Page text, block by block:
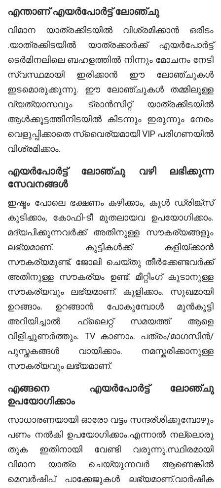
എന്താണ് എയർപോർട്ട് ലോഞ്ചു
വിമാന യാത്രക്കിടയിൽ വിശ്രമിക്കാൻ ഒരിടം
.യാത്രക്കിടയില്‍ യാത്രക്കാര്‍ക്ക് എയര്‍പോര്‍ട്ട്
ടെര്‍മിനലിലെ ബഹളത്തില്‍ നിന്നും മോചനം നേടി
സ്വസ്ഥമായി ഇരിക്കാന്‍ ഈ ലോഞ്ചുകള്‍
ഇടമൊരുക്കുന്നു. ഈ ലോഞ്ചുകള്‍ തമ്മിലുള്ള
വ്യത്യാസവും ട്രാന്‍സിറ്റ് യാത്രക്കിടയില്‍
ആള്‍ക്കൂട്ടത്തിനിടയില്‍ കിടന്നും ഇരുന്നും നേരം
വെളുപ്പിക്കാതെ സ്വൈര്യമായി VIP പരിഗണയിൽ
വിശ്രമിക്കാം.
എയർപോർട്ട് ലോഞ്ചു വഴി ലഭിക്കുന്ന
സേവനങ്ങൾ
ഇഷ്ടം പോലെ ഭക്ഷണം കഴിക്കാം, കൂൾ ഡ്രിങ്ക്സ്
കുടിക്കാം, കോഫി-ടീ മുതലായവ ഉപയോഗിക്കാം.
മദ്യപിക്കുന്നവർക്ക് അതിനുള്ള സൗകര്യങ്ങളും
ലഭ്യമാണ്. കുട്ടികൾക്ക് കളിയ്ക്കാൻ
സൗകര്യമുണ്ട്. ജോലി ചെയ്തു തീർക്കേണ്ടവർക്ക്
അതിനുള്ള സൗകര്യം ഉണ്ട്. മീറ്റിംഗ് കൂടാനുള്ള
സൗകര്യവും ലഭ്യമാണ്. കുളിക്കാം. സുഖമായി
ഉറങ്ങാം. ഉറങ്ങാൻ പോകുമ്പോൾ മുൻകൂട്ടി
അറിയിച്ചാൽ ഫ്ലൈറ്റ് സമയത്ത് ആളെ
വിളിച്ചുണർത്തും. TV കാണാം. പത്രം/മാഗസിൻ/
പുസ്തകങ്ങൾ വായിക്കാം. നമസ്കരിക്കാനുള്ള
സൗകര്യവും ലഭ്യമാണ്.
എങ്ങനെ എയർപോർട്ട് ലോഞ്ചു
ഉപയോഗിക്കാം
സാധാരണയായി ഓരോ വട്ടം സന്ദര്ശിക്കുമ്പോഴും
പണം നൽകി ഉപയോഗിക്കാം.എന്നാൽ നല്ലൊരു
തുക ഇതിനായി വേണ്ടി വരുന്നു.സ്ഥിരമായി
വിമാന യാത്ര ചെയ്യുന്നവർ ആണെങ്കിൽ
മെമ്പർഷിപ് പാക്കേജുകൾ ലഭ്യമാണ്.വാർഷിക